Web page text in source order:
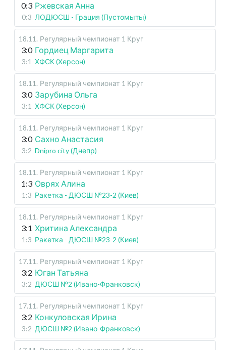
0:3 Ржевская Анна
0:3 ЛОДЮСШ - Грация (Пустомыты)
18.11 . Регулярный чемпионат 1 Круг
3:0 Гордиец Маргарита
3:1 ХФСК (Херсон)
18.11 . Регулярный чемпионат 1 Круг
3:0 Зарубина Ольга
3:1 ХФСК (Херсон)
18.11 . Регулярный чемпионат 1 Круг
3:0 Сахно Анастасия
3:2 Dnipro city (Днепр)
18.11 . Регулярный чемпионат 1 Круг
1:3 Оврях Алина
1:3 Ракетка - ДЮСШ №23-2 (Киев)
18.11 . Регулярный чемпионат 1 Круг
3:1 Хритина Александра
1:3 Ракетка - ДЮСШ №23-2 (Киев)
17.11 . Регулярный чемпионат 1 Круг
3:2 Юган Татьяна
3:2 ДЮСШ №2 (Ивано-Франковск)
17.11 . Регулярный чемпионат 1 Круг
3:2 Конкуловская Ирина
3:2 ДЮСШ №2 (Ивано-Франковск)